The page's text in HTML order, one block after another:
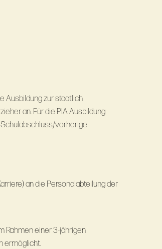
Ausbildung zur staatlich
an. Für die PIA Ausbildung
vorherige
an die Personalabteilung der
Rahmen einer 3-jährigen
ermöglicht.